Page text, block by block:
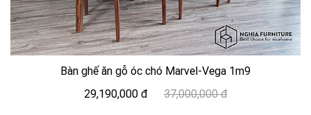
Bàn ghế ăn gỗ óc chó Marvel-Vega 1m9
29,190,000 đ
37,000,000 đ